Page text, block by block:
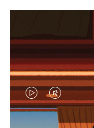
视
频
视
频